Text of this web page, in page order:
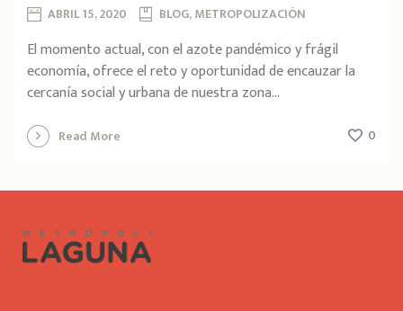
ABRIL 15, 2020 BLOG, METROPOLIZACIÓN
El momento actual, con el azote pandémico y frágil
economía, ofrece el reto y oportunidad de encauzar la
cercanía social y urbana de nuestra zona...
Read More 0